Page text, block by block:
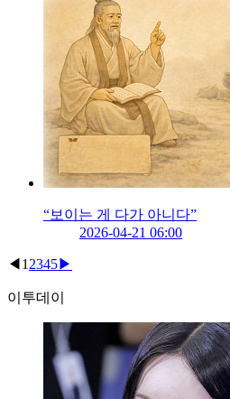
“보이는 게 다가 아니다”
2026-04-21 06:00
◀ 1 2345▶
이투데이